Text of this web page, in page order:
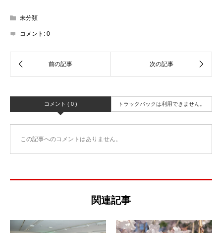
未分類
コメント: 0
コメント ( 0 ) トラックバックは利用できません。
この記事へのコメントはありません。
関連記事